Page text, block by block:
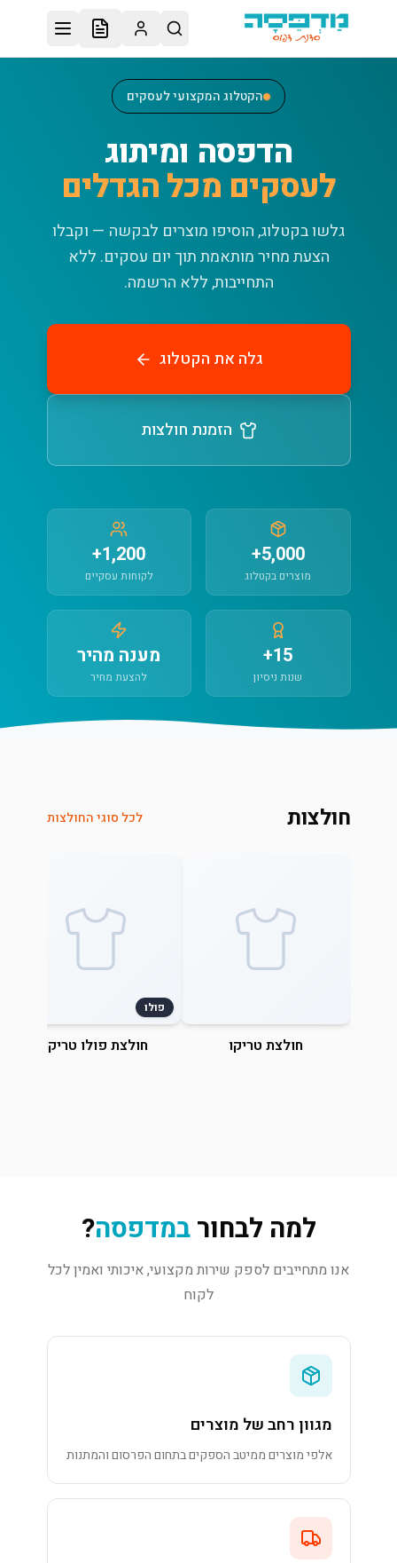
דלג לתוכן הראשי
הקטלוג המקצועי לעסקים
הדפסה ומיתוג
לעסקים מכל הגדלים
גלשו בקטלוג, הוסיפו מוצרים לבקשה — וקבלו
הצעת מחיר מותאמת תוך יום עסקים. ללא
התחייבות, ללא הרשמה.
גלה את הקטלוג
הזמנת חולצות
5,000+
מוצרים בקטלוג
1,200+
לקוחות עסקיים
15+
שנות ניסיון
מענה מהיר
להצעת מחיר
חולצות לכל סוגי החולצות
חולצת טריקו
פולו
חולצת פולו טריקו
למה לבחורבמדפסה?
אנו מתחייבים לספק שירות מקצועי, איכותי ואמין לכל
לקוח
מגוון רחב של מוצרים
אלפי מוצרים ממיטב הספקים בתחום הפרסום והמתנות